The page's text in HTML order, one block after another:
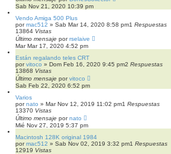
Sab Nov 21, 2020 10:39 pm
Vendo Amiga 500 Plus
pormac512 » Sab Mar 14, 2020 8:58 pm1 Respuestas
13864 Vistas
Último mensaje porrselaive
Mar Mar 17, 2020 4:52 pm
Están regalando teles CRT
porvitoco » Dom Feb 16, 2020 9:45 pm2 Respuestas
13868 Vistas
Último mensaje porvitoco
Sab Feb 22, 2020 6:52 pm
Varios
pornato » Mar Nov 12, 2019 11:02 pm1 Respuestas
13370 Vistas
Último mensaje pornato
Mié Nov 27, 2019 5:37 pm
Macintosh 128K original 1984
pormac512 » Sab Nov 02, 2019 3:32 pm1 Respuestas
12919 Vistas